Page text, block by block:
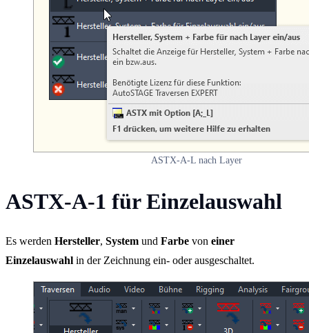
ASTX-A-L nach Layer
ASTX-A-1 für Einzelauswahl
Es werden Hersteller, System und Farbe von einer
Einzelauswahl in der Zeichnung ein- oder ausgeschaltet.